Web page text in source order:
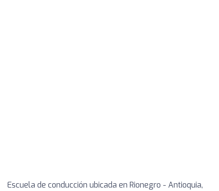
Escuela de conducción ubicada en Rionegro - Antioquia,